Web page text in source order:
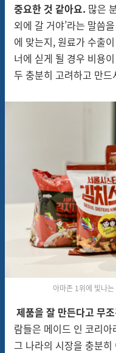
중요한 것 같아요. 많은
외에 갈 거야’라는 말씀
에 맞는지, 원료가 수출
너에 싣게 될 경우 비용
두 충분히 고려하고 만드
아마존 1위에 빛나
제품을 잘 만든다고 무
람들은 메이드 인 코리
그 나라의 시장을 충분